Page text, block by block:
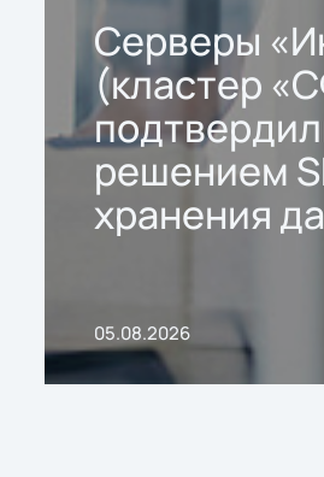
Серверы
(кластер
решением
хранения
05.08.2026